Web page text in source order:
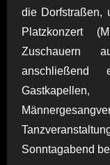
die Dorfstraßen,
Platzkonzert
Zuschauern
Sonntagabend